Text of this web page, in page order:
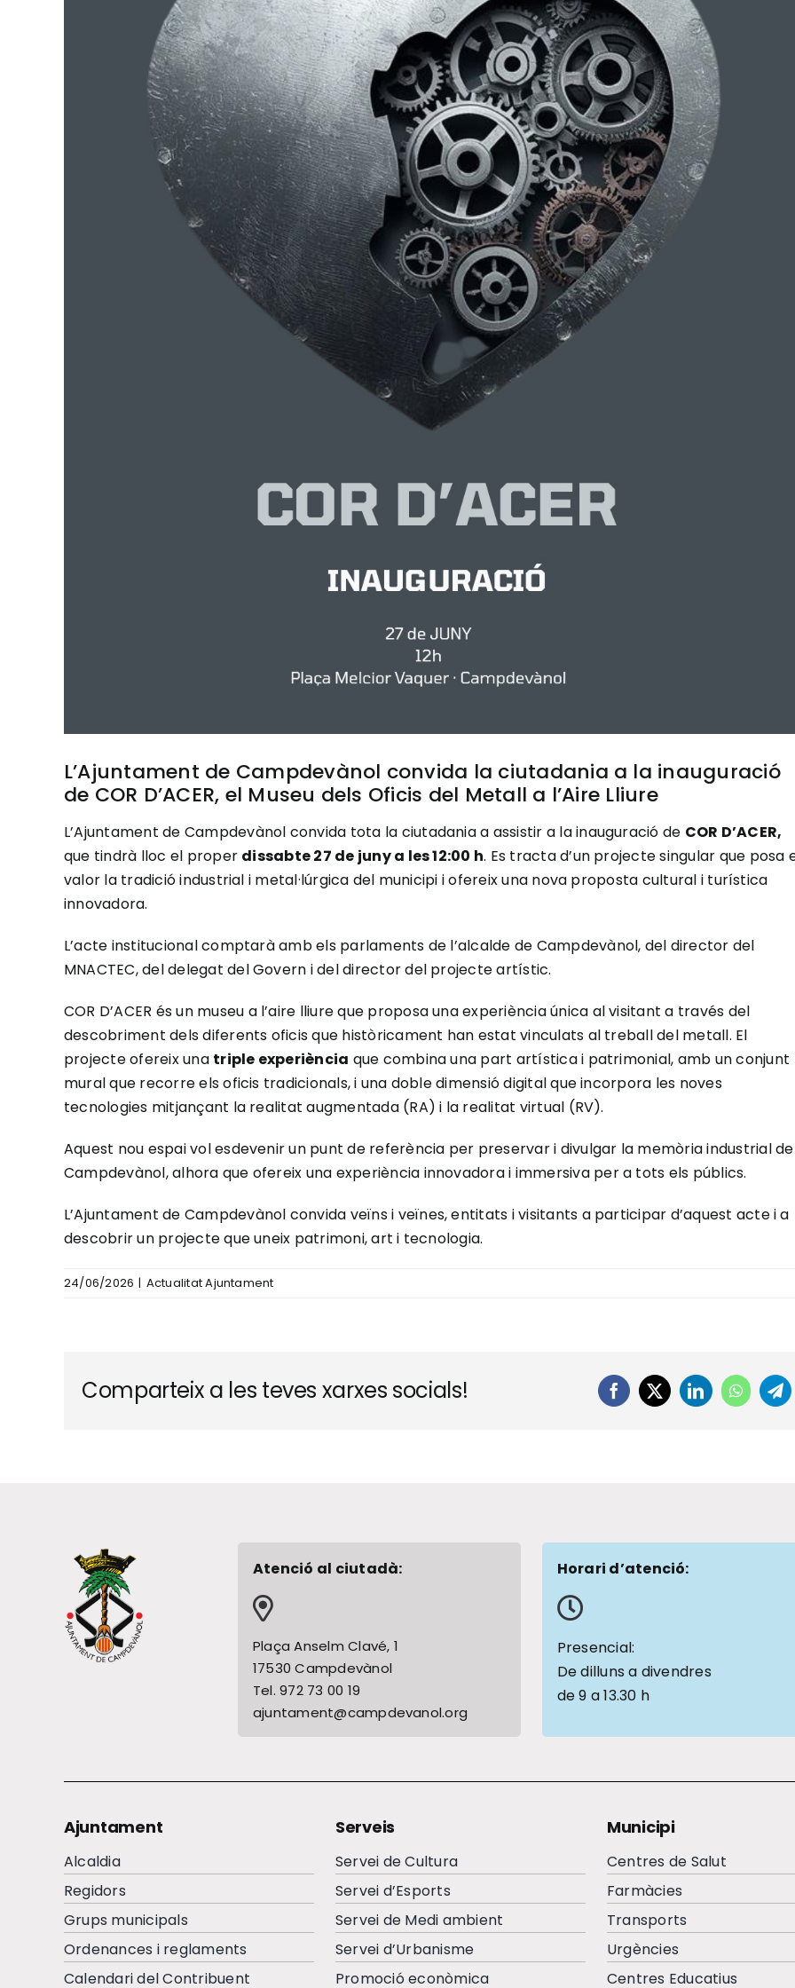
L’Ajuntament de Campdevànol convida la ciutadania a la inauguració
de COR D’ACER, el Museu dels Oficis del Metall a l’Aire Lliure
L’Ajuntament de Campdevànol convida tota la ciutadania a assistir a la inauguració de COR D’ACER,
que tindrà lloc el proper dissabte 27 de juny a les 12:00 h. Es tracta d’un projecte singular que posa
valor la tradició industrial i metal·lúrgica del municipi i ofereix una nova proposta cultural i turística
innovadora.
L’acte institucional comptarà amb els parlaments de l’alcalde de Campdevànol, del director del
MNACTEC, del delegat del Govern i del director del projecte artístic.
COR D’ACER és un museu a l’aire lliure que proposa una experiència única al visitant a través del
descobriment dels diferents oficis que històricament han estat vinculats al treball del metall. El
projecte ofereix una triple experiència que combina una part artística i patrimonial, amb un conjunt
mural que recorre els oficis tradicionals, i una doble dimensió digital que incorpora les noves
tecnologies mitjançant la realitat augmentada (RA) i la realitat virtual (RV).
Aquest nou espai vol esdevenir un punt de referència per preservar i divulgar la memòria industrial de
Campdevànol, alhora que ofereix una experiència innovadora i immersiva per a tots els públics.
L’Ajuntament de Campdevànol convida veïns i veïnes, entitats i visitants a participar d’aquest acte i a
descobrir un projecte que uneix patrimoni, art i tecnologia.
24/06/2026 | Actualitat Ajuntament
Comparteix a les teves xarxes socials! Facebook
X LinkedIn
Atenció al ciutadà:
Plaça Anselm Clavé, 1
17530 Campdevànol
Tel. 972 73 00 19
ajuntament@campdevanol.org
Horari d’atenció:
Presencial:
De dilluns a divendres
de 9 a 13.30 h
Ajuntament
Alcaldia
Regidors
Grups municipals
Ordenances i reglaments
Calendari del Contribuent
Serveis
Servei de Cultura
Servei d’Esports
Servei de Medi ambient
Servei d’Urbanisme
Promoció econòmica
Municipi
Centres de Salut
Farmàcies
Transports
Urgències
Centres Educatius